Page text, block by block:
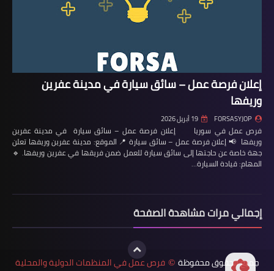
إعلان فرصة عمل – سائق سيارة في مدينة عفرين
وريفها
FORSASYJOP 19 أبريل 2026
فرص عمل في سوريا إعلان فرصة عمل – سائق سيارة في مدينة عفرين
وريفها 📢 إعلان فرصة عمل – سائق سيارة 📍 الموقع: مدينة عفرين وريفها تعلن
جهة خاصة عن حاجتها إلى سائق سيارة للعمل ضمن فريقها في عفرين وريفها. 🔹
المهام: قيادة السيارة…
إجمالي مرات مشاهدة الصفحة
جميع الحقوق محفوظة © فرص عمل في المنظمات الدولية والمحلية